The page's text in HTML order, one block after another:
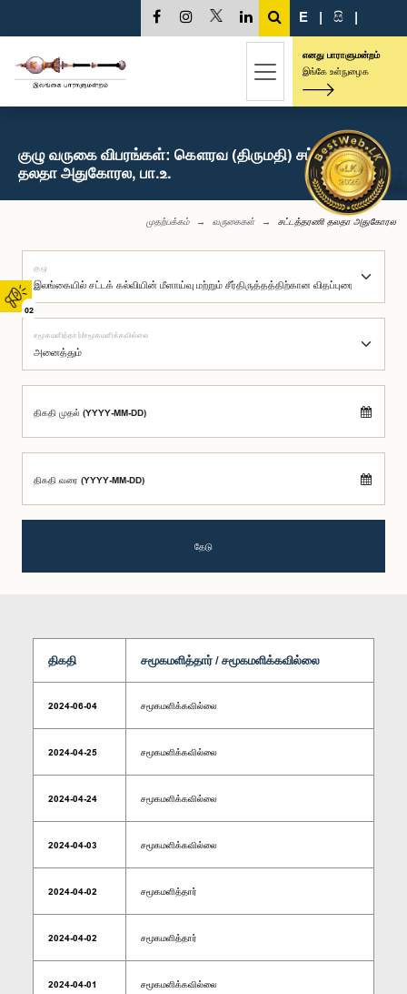
02
E | සි |
எனது பாராளுமன்றம்
இங்கே உள்நுழைக
குழு வருகை விபரங்கள்: கௌரவ (திருமதி) சட்டத்தரணி
தலதா அதுகோரல, பா.உ.
முதற்பக்கம் வருகைகள் சட்டத்தரணி தலதா அதுகோரல
குழு
சமூகமளித்தார்/சமூகமளிக்கவில்லை
திகதி முதல் (YYYY-MM-DD)
திகதி வரை (YYYY-MM-DD)
தேடு
திகதி சமூகமளித்தார் / சமூகமளிக்கவில்லை
2024-06-04 சமூகமளிக்கவில்லை
2024-04-25 சமூகமளிக்கவில்லை
2024-04-24 சமூகமளிக்கவில்லை
2024-04-03 சமூகமளிக்கவில்லை
2024-04-02 சமூகமளித்தார்
2024-04-02 சமூகமளித்தார்
2024-04-01 சமூகமளிக்கவில்லை